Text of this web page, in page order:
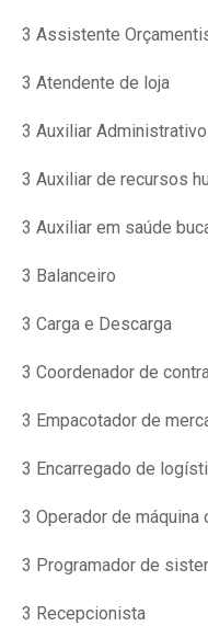
3 Assistente
3 Atendente de loja
3 Auxiliar
3 Auxiliar de recursos
3 Auxiliar em saúde
3 Balanceiro
3 Carga e Descarga
3 Coordenador de
3 Empacotador de
3 Encarregado de
3 Operador de máquina
3 Programador de
3 Recepcionista